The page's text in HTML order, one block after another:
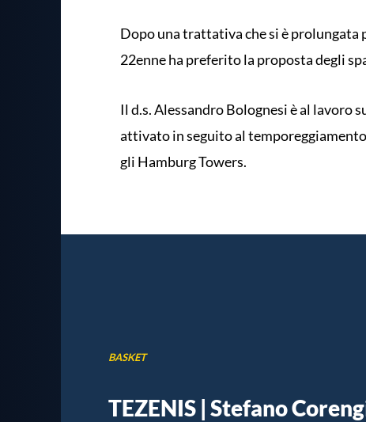
Dopo una trattativa che si è prolungata
22enne ha preferito la proposta degli
Il d.s. Alessandro Bolognesi è al lavoro
attivato in seguito al
gli Hamburg Towers.
BASKET
TEZENIS | Stefano